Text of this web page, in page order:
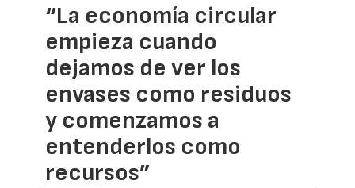
“La economía circular
empieza cuando
dejamos de ver los
envases como residuos
y comenzamos a
entenderlos como
recursos”